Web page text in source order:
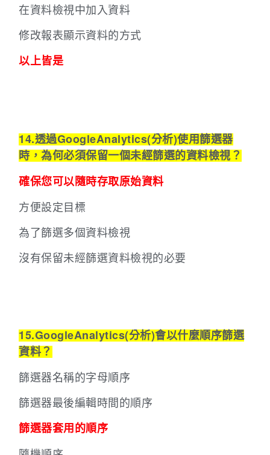
在資料檢視中加入資料
修改報表顯示資料的方式
以上皆是
14.透過GoogleAnalytics(分析)使用篩選器
時，為何必須保留一個未經篩選的資料檢視？
確保您可以隨時存取原始資料
方便設定目標
為了篩選多個資料檢視
沒有保留未經篩選資料檢視的必要
15.GoogleAnalytics(分析)會以什麼順序篩選
資料？
篩選器名稱的字母順序
篩選器最後編輯時間的順序
篩選器套用的順序